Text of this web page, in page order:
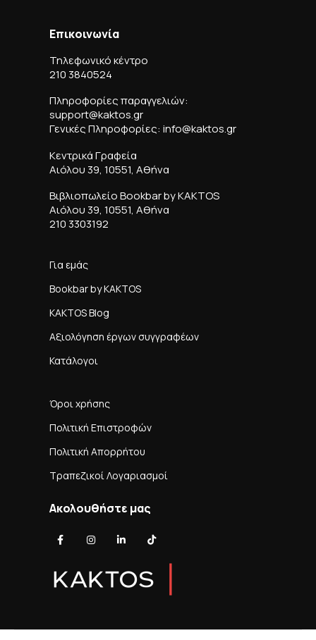
Επικοινωνία
Τηλεφωνικό κέντρο
210 3840524
Πληροφορίες παραγγελιών:
support@kaktos.gr
Γενικές Πληροφορίες: info@kaktos.gr
Κεντρικά Γραφεία
Αιόλου 39, 10551, Αθήνα
Βιβλιοπωλείο Bookbar by KAKTOS
Αιόλου 39, 10551, Αθήνα
210 3303192
Για εμάς
Bookbar by KAKTOS
KAKTOS Blog
Αξιολόγηση έργων συγγραφέων
Κατάλογοι
Όροι χρήσης
Πολιτική Επιστροφών
Πολιτική Απορρήτου
Τραπεζικοί Λογαριασμοί
Ακολουθήστε μας